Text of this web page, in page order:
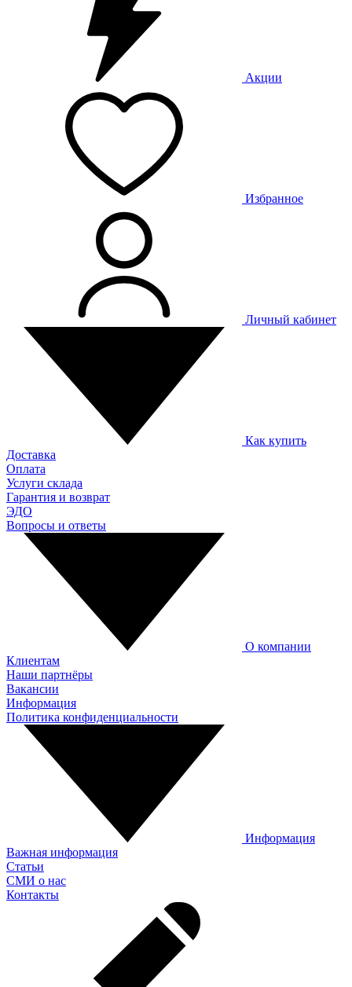
Акции
Избранное
Личный кабинет
Как купить
Доставка
Оплата
Услуги склада
Гарантия и возврат
ЭДО
Вопросы и ответы
О компании
Клиентам
Наши партнёры
Вакансии
Информация
Политика конфиденциальности
Информация
Важная информация
Статьи
СМИ о нас
Контакты